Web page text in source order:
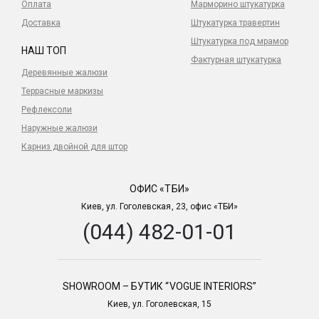
опциональное LED освещение в популярных
моделях;
быстрые сроки производства и монтажа;
конкурентные цены и удобные условия
сотрудничества;
Преимущества навесов для террас
Повышенный комфорт на вашей террасе
Защита от дождя
Повышенная стоимость недвижимости
Экономия энергии за счет снижения затрат на
охлаждение летом
Цена на навесы для террасы
Оплата
Доставка
Марморино штукатурка
Штукатурка травертин
Штукатурка под мрамор
Фактурная штукатурка
НАШ ТОП
Деревянные жалюзи
Террасные маркизы
Рефлексоли
Наружные жалюзи
Карниз двойной для штор
ОФИС «ТБИ»
Киев, ул. Гоголевская, 23, офис «ТБИ»
(044) 482-01-01
SHOWROOM – БУТИК “VOGUE INTERIORS”
Киев, ул. Гоголевская, 15